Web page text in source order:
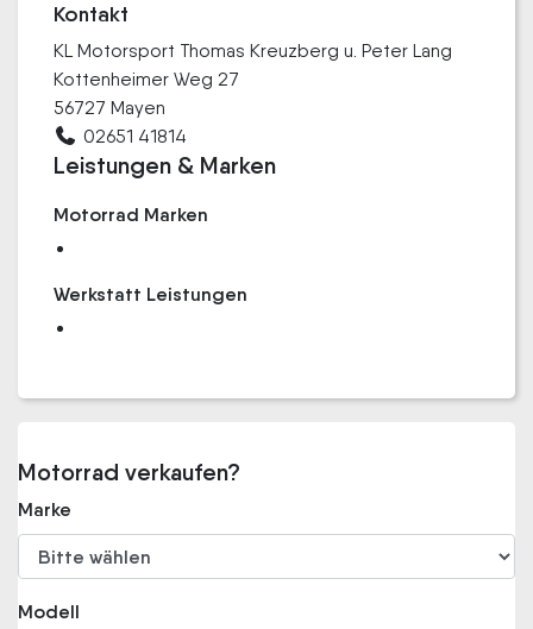
Kontakt
KL Motorsport Thomas Kreuzberg u. Peter Lang
Kottenheimer Weg 27
56727 Mayen
02651 41814
Leistungen & Marken
Motorrad Marken
Werkstatt Leistungen
Motorrad verkaufen?
Marke
Modell